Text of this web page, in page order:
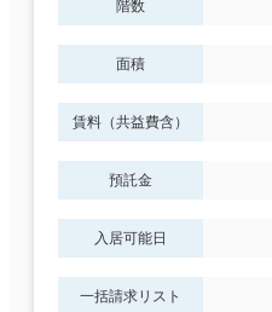
階数
面積
賃料（共益費含）
預託金
入居可能日
一括請求リスト